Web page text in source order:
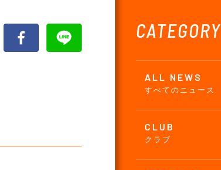
CATEGORY
ALL NEWS
すべてのニュース
CLUB
クラブ